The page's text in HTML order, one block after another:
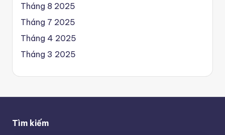
Tháng 8 2025
Tháng 7 2025
Tháng 4 2025
Tháng 3 2025
Tìm kiếm